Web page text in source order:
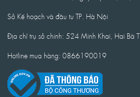
Sở Kế hoạch và đầu tư TP. Hà Nội
Địa chỉ trụ sở chính: 524 Minh Khai, Hai Bà
Hotline mua hàng: 0866190019